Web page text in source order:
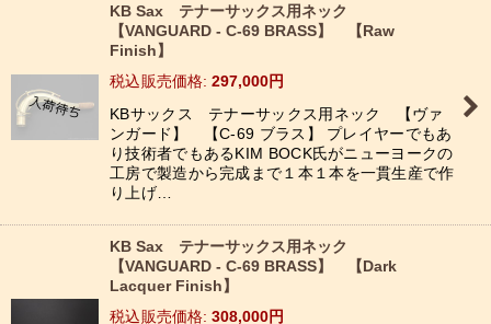
KB Sax テナーサックス用ネック
【VANGUARD - C-69 BRASS】 【Raw
Finish】
税込
: 297,000円
KBサックス テナーサックス用ネック 【ヴァ
ンガード】 【C-69 ブラス】 プレイヤーでもあ
り技術者でもあるKIM BOCK氏がニューヨークの
工房で製造から完成まで１本１本を一貫生産で作
り上げ…
KB Sax テナーサックス用ネック
【VANGUARD - C-69 BRASS】 【Dark
Lacquer Finish】
税込
: 308,000円